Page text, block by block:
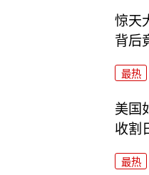
惊天
背后
最热
美国
收割
最热